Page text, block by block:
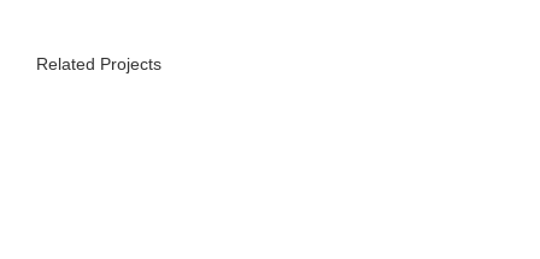
Related Projects